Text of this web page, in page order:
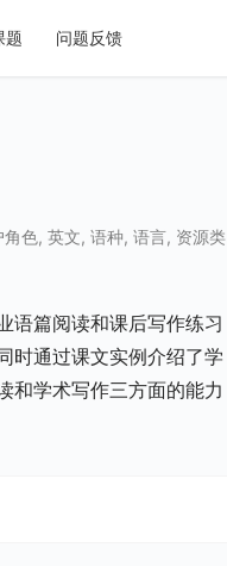
题 问题反馈
角色, 英文, 语种, 语言, 资源类
语篇阅读和课后写作练习
时通过课文实例介绍了学
和学术写作三方面的能力